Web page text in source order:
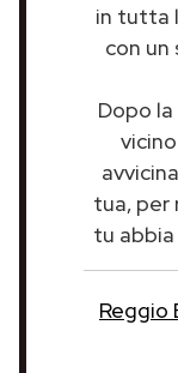
in tutta
con un
Dopo
tua, per
tu
Reggio